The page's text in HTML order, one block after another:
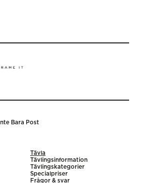
Inte Bara Post
Tävla
Tävlingsinformation
Tävlingskategorier
Specialpriser
Frågor & svar